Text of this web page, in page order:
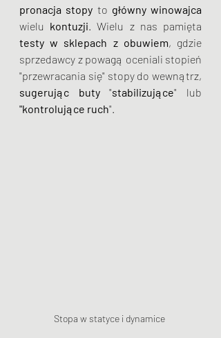
pronacja stopy to główny winowajca
wielu kontuzji
testy w sklepach z obuwiem, gdzie
sprzedawcy z powagą oceniali stopień
sugerując buty "stabilizujące
"kontrolujące ruch".
Stopa w statyce i dynamice